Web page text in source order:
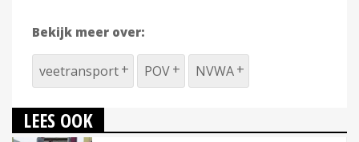
Bekijk meer over:
veetransport POV NVWA
LEES OOK